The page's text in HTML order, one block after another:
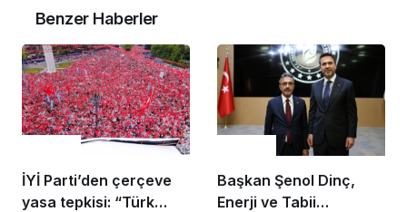
Benzer Haberler
İYİ Parti’den çerçeve
yasa tepkisi: “Türk
Başkan Şenol Dinç,
Enerji ve Tabii